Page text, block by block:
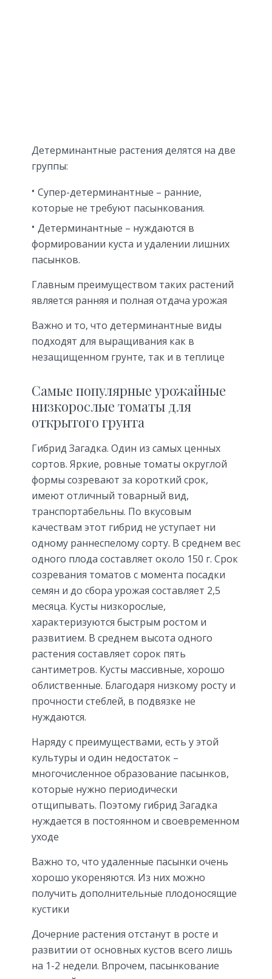
Детерминантные растения делятся на две
группы:
Супер-детерминантные – ранние,
которые не требуют пасынкования.
Детерминантные – нуждаются в
формировании куста и удалении лишних
пасынков.
Главным преимуществом таких растений
является ранняя и полная отдача урожая
Важно и то, что детерминантные виды
подходят для выращивания как в
незащищенном грунте, так и в теплице
Самые популярные урожайные
низкорослые томаты для
открытого грунта
Гибрид Загадка. Один из самых ценных
сортов. Яркие, ровные томаты округлой
формы созревают за короткий срок,
имеют отличный товарный вид,
транспортабельны. По вкусовым
качествам этот гибрид не уступает ни
одному раннеспелому сорту. В среднем вес
одного плода составляет около 150 г. Срок
созревания томатов с момента посадки
семян и до сбора урожая составляет 2,5
месяца. Кусты низкорослые,
характеризуются быстрым ростом и
развитием. В среднем высота одного
растения составляет сорок пять
сантиметров. Кусты массивные, хорошо
облиственные. Благодаря низкому росту и
прочности стеблей, в подвязке не
нуждаются.
Наряду с преимуществами, есть у этой
культуры и один недостаток –
многочисленное образование пасынков,
которые нужно периодически
отщипывать. Поэтому гибрид Загадка
нуждается в постоянном и своевременном
уходе
Важно то, что удаленные пасынки очень
хорошо укореняются. Из них можно
получить дополнительные плодоносящие
кустики
Дочерние растения отстанут в росте и
развитии от основных кустов всего лишь
на 1-2 недели. Впрочем, пасынкование